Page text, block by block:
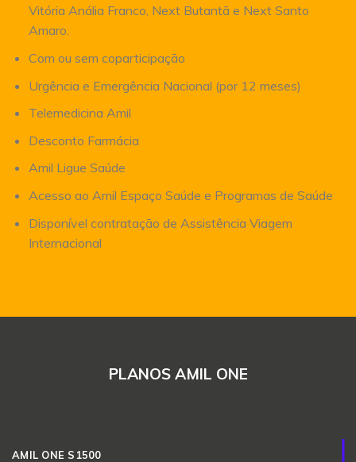
Vitória Anália Franco, Next Butantã e Next Santo
Amaro.
Com ou sem coparticipação
Urgência e Emergência Nacional (por 12 meses)
Telemedicina Amil
Desconto Farmácia
Amil Ligue Saúde
Acesso ao Amil Espaço Saúde e Programas de Saúde
Disponível contratação de Assistência Viagem
Internacional
PLANOS AMIL ONE
AMIL ONE S1500